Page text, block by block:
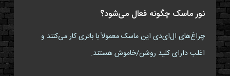
نور ماسک چگونه فعال می‌شود؟
چراغ‌های ال‌ای‌دی این ماسک معمولاً با باتری کار می‌کنند و
اغلب دارای کلید روشن/خاموش هستند.